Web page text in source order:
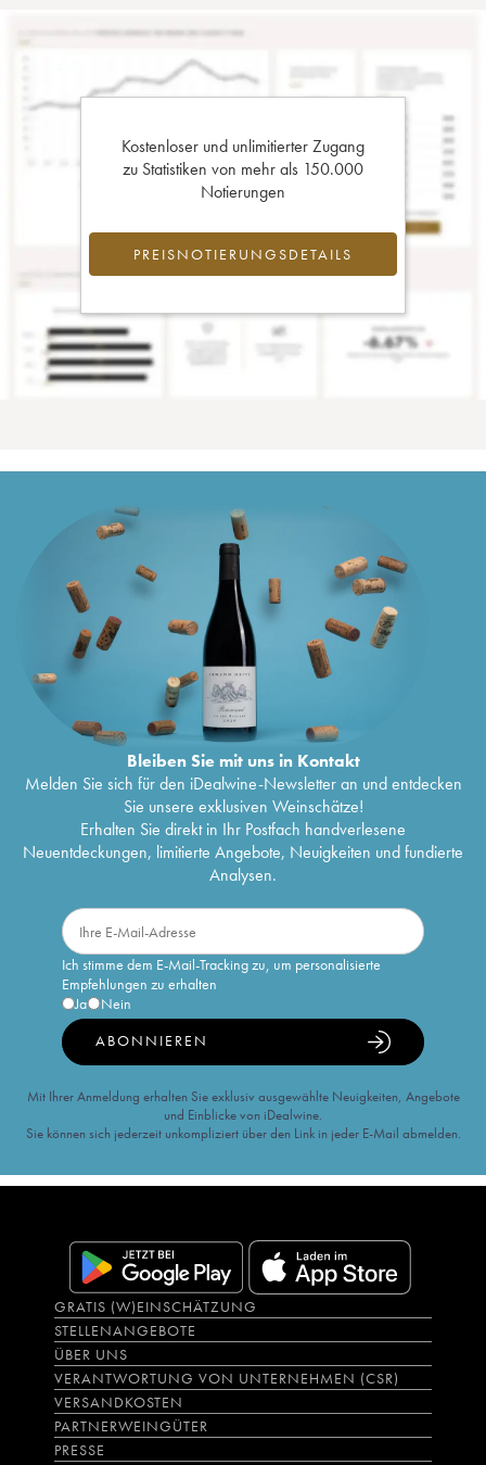
Kostenloser und unlimitierter Zugang
zu Statistiken von mehr als 150.000
Notierungen
PREISNOTIERUNGSDETAILS
Bleiben Sie mit uns in Kontakt
Melden Sie sich für den iDealwine-Newsletter an und entdecken
Sie unsere exklusiven Weinschätze!
Erhalten Sie direkt in Ihr Postfach handverlesene
Neuentdeckungen, limitierte Angebote, Neuigkeiten und fundierte
Analysen.
Ich stimme dem E-Mail-Tracking zu, um personalisierte
Empfehlungen zu erhalten
Ja
Nein
ABONNIEREN
Mit Ihrer Anmeldung erhalten Sie exklusiv ausgewählte Neuigkeiten, Angebote
und Einblicke von iDealwine.
Sie können sich jederzeit unkompliziert über den Link in jeder E-Mail abmelden.
GRATIS (W)EINSCHÄTZUNG
STELLENANGEBOTE
ÜBER UNS
VERANTWORTUNG VON UNTERNEHMEN (CSR)
VERSANDKOSTEN
PARTNERWEINGÜTER
PRESSE